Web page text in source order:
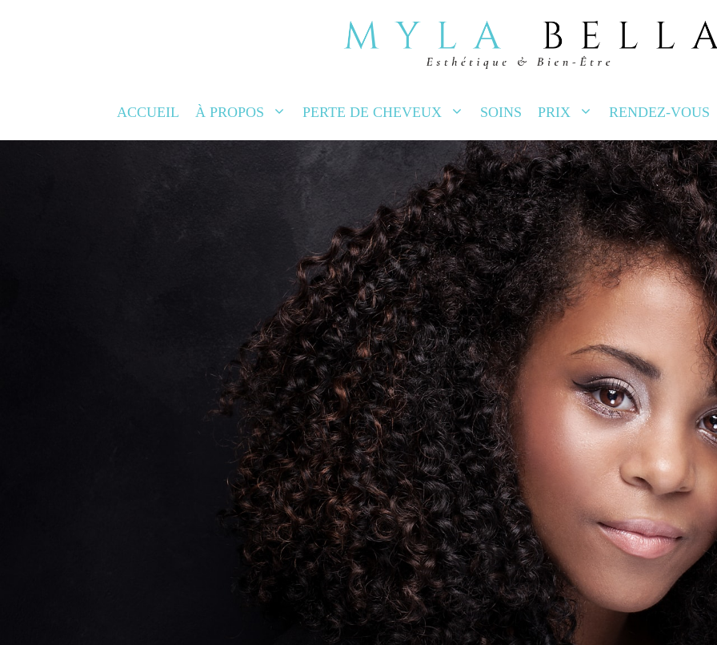
ACCUEIL À PROPOS PERTE DE CHEVEUX SOINS PRIX RENDEZ-VOUS
PARLER AVEC TON
Les traitements capillaires aux exosomes arrivent chez vous, partout au Québec. Une
pour redonner force et vitalité à vos cheveux. Les places sont limitées, réservez votre
déplacement peuvent s'appliquer selon votre région.)